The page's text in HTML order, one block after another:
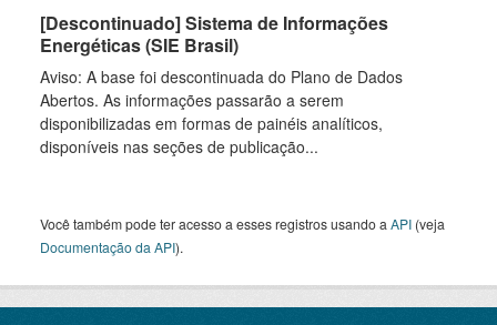
[Descontinuado] Sistema de Informações
Energéticas (SIE Brasil)
Aviso: A base foi descontinuada do Plano de Dados
Abertos. As informações passarão a serem
disponibilizadas em formas de painéis analíticos,
disponíveis nas seções de publicação...
Você também pode ter acesso a esses registros usando a API (veja
Documentação da API).